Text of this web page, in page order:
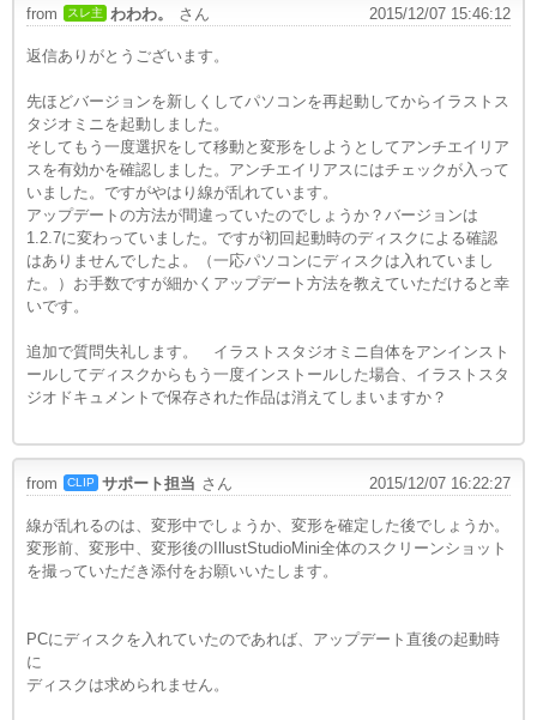
from スレ主 わわわ。 さん 2015/12/07 15:46:12
返信ありがとうございます。
先ほどバージョンを新しくしてパソコンを再起動してからイラストス
タジオミニを起動しました。
そしてもう一度選択をして移動と変形をしようとしてアンチエイリア
スを有効かを確認しました。アンチエイリアスにはチェックが入って
いました。ですがやはり線が乱れています。
アップデートの方法が間違っていたのでしょうか？バージョンは
1.2.7に変わっていました。ですが初回起動時のディスクによる確認
はありませんでしたよ。（一応パソコンにディスクは入れていまし
た。）お手数ですが細かくアップデート方法を教えていただけると幸
いです。
追加で質問失礼します。 イラストスタジオミニ自体をアンインスト
ールしてディスクからもう一度インストールした場合、イラストスタ
ジオドキュメントで保存された作品は消えてしまいますか？
from CLIP サポート担当 さん 2015/12/07 16:22:27
線が乱れるのは、変形中でしょうか、変形を確定した後でしょうか。
変形前、変形中、変形後のIllustStudioMini全体のスクリーンショット
を撮っていただき添付をお願いいたします。
PCにディスクを入れていたのであれば、アップデート直後の起動時
に
ディスクは求められません。